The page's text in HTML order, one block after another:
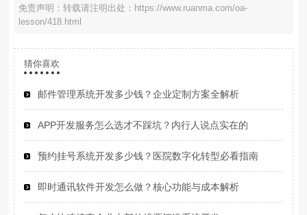
免责声明：转载请注明出处：https://www.ruanma.com/oa-
lesson/418.html
猜你喜欢
邮件管理系统开发多少钱？企业定制方案全解析
APP开发服务怎么选才不踩坑？内行人说点实在的
预约挂号系统开发多少钱？医院数字化转型必看指南
即时通讯软件开发怎么做？核心功能与成本解析